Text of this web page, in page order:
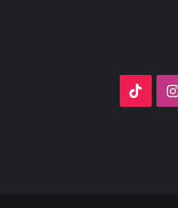
انستقرام